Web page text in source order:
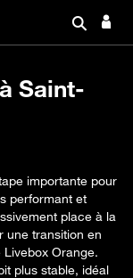
Saint-
importante pour
performant et
place à la
une transition en
Orange.
plus stable, idéal